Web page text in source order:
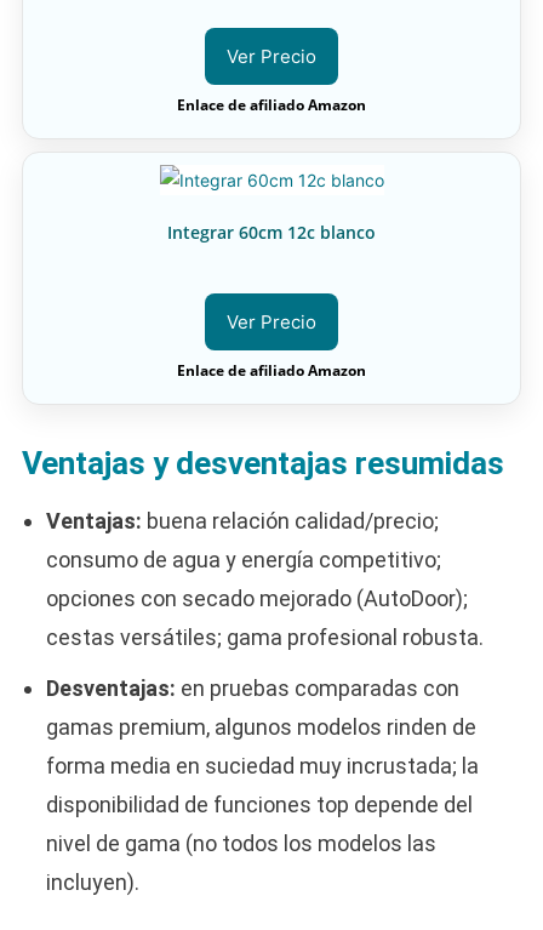
Ver Precio
Enlace de afiliado Amazon
Integrar 60cm 12c blanco
Ver Precio
Enlace de afiliado Amazon
Ventajas y desventajas resumidas
Ventajas: buena relación calidad/precio;
consumo de agua y energía competitivo;
opciones con secado mejorado (AutoDoor);
cestas versátiles; gama profesional robusta.
Desventajas: en pruebas comparadas con
gamas premium, algunos modelos rinden de
forma media en suciedad muy incrustada; la
disponibilidad de funciones top depende del
nivel de gama (no todos los modelos las
incluyen).